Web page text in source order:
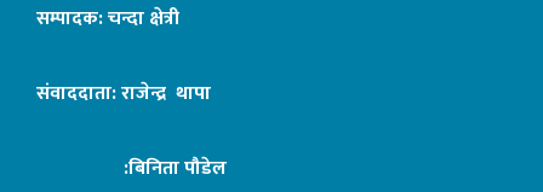
सम्पादक: चन्दा क्षेत्री
संवाददाता: राजेन्द्र थापा
:बिनिता पौडेल